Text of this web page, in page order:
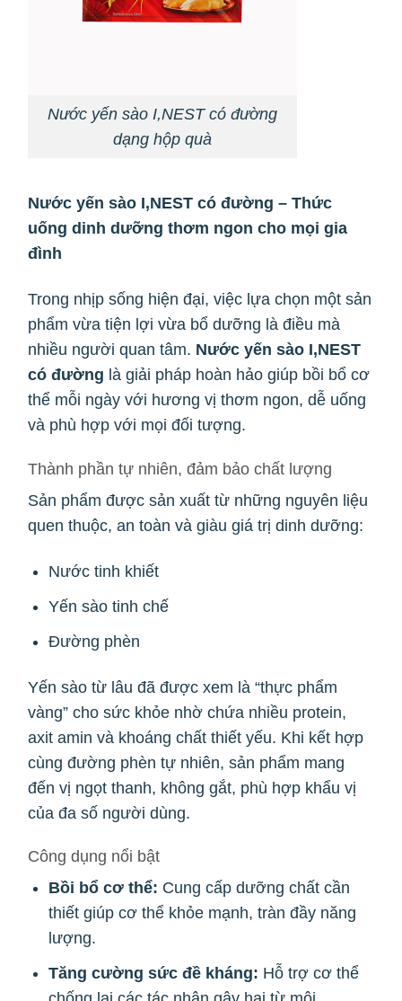
Nước yến sào I,NEST có đường
dạng hộp quà
Nước yến sào I,NEST có đường – Thức
uống dinh dưỡng thơm ngon cho mọi gia
đình
Trong nhịp sống hiện đại, việc lựa chọn một sản
phẩm vừa tiện lợi vừa bổ dưỡng là điều mà
nhiều người quan tâm. Nước yến sào I,NEST
có đường là giải pháp hoàn hảo giúp bồi bổ cơ
thể mỗi ngày với hương vị thơm ngon, dễ uống
và phù hợp với mọi đối tượng.
Thành phần tự nhiên, đảm bảo chất lượng
Sản phẩm được sản xuất từ những nguyên liệu
quen thuộc, an toàn và giàu giá trị dinh dưỡng:
Nước tinh khiết
Yến sào tinh chế
Đường phèn
Yến sào từ lâu đã được xem là “thực phẩm
vàng” cho sức khỏe nhờ chứa nhiều protein,
axit amin và khoáng chất thiết yếu. Khi kết hợp
cùng đường phèn tự nhiên, sản phẩm mang
đến vị ngọt thanh, không gắt, phù hợp khẩu vị
của đa số người dùng.
Công dụng nổi bật
Bồi bổ cơ thể: Cung cấp dưỡng chất cần
thiết giúp cơ thể khỏe mạnh, tràn đầy năng
lượng.
Tăng cường sức đề kháng: Hỗ trợ cơ thể